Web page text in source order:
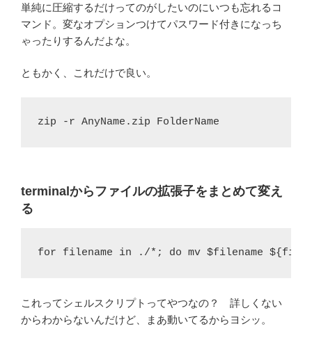
単純に圧縮するだけってのがしたいのにいつも忘れるコ
マンド。変なオプションつけてパスワード付きになっち
ゃったりするんだよな。
ともかく、これだけで良い。
zip -r AnyName.zip FolderName
terminalからファイルの拡張子をまとめて変え
る
for filename in ./*; do mv $filename
これってシェルスクリプトってやつなの？ 詳しくない
からわからないんだけど、まあ動いてるからヨシッ。